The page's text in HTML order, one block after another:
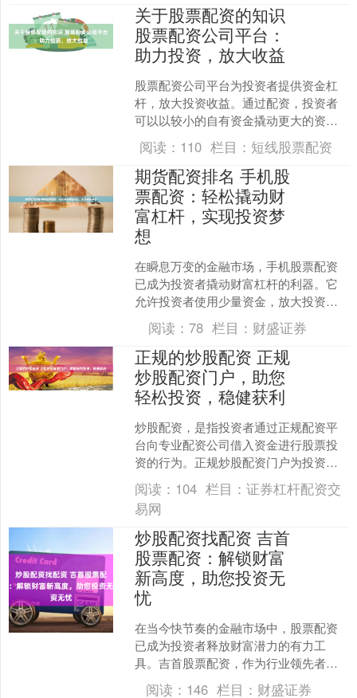
关于股票配资的知识
股票配资公司平台：
助力投资，放大收益
股票配资公司平台为投资者提供资金杠
杆，放大投资收益。通过配资，投资者
可以以较小的自有资金撬动更大的资金
量，从而获得更高的投资回报。 * **轻松
获利：**投资者....
阅读： 110 栏目： 短线股票配资
期货配资排名 手机股
票配资：轻松撬动财
富杠杆，实现投资梦
想
在瞬息万变的金融市场，手机股票配资
已成为投资者撬动财富杠杆的利器。它
允许投资者使用少量资金，放大投资规
模，从而获得更高的收益潜力。 * **降低
成本：**与直接....
阅读： 78 栏目： 财盛证券
正规的炒股配资 正规
炒股配资门户，助您
轻松投资，稳健获利
炒股配资，是指投资者通过正规配资平
台向专业配资公司借入资金进行股票投
资的行为。正规炒股配资门户为投资者
提供安全、便捷的配资服务，助力投资
者轻松投资，稳健获利。 ....
阅读： 104 栏目：证券杠杆配资交
易网
炒股配资找配资 吉首
股票配资：解锁财富
新高度，助您投资无
忧
在当今快节奏的金融市场中，股票配资
已成为投资者释放财富潜力的有力工
具。吉首股票配资，作为行业领先者，
致力于为投资者提供安全、便捷、高效
阅读： 146 栏目： 财盛证券